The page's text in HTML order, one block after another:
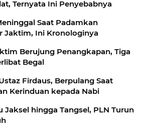
Ternyata Ini Penyebabnya
Saat Padamkan
Jaktim, Ini Kronologinya
Berujung Penangkapan, Tiga
Begal
Firdaus, Berpulang Saat
Kerinduan kepada Nabi
Jaksel hingga Tangsel, PLN Turun